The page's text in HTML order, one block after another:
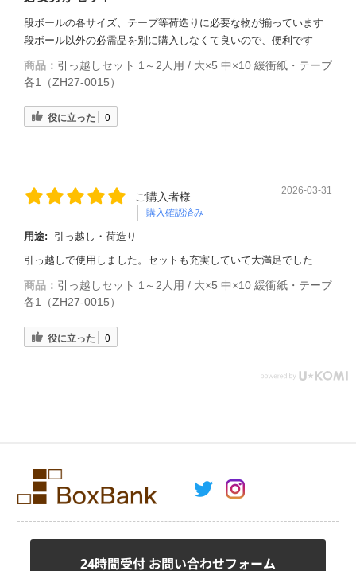
段ボールの各サイズ、テープ等荷造りに必要な物が揃っています
段ボール以外の必需品を別に購入しなくて良いので、便利です
商品： 引っ越しセット 1～2人用 / 大×5 中×10 緩衝紙・テープ
各1（ZH27-0015）
役に立った 0
ご購入者様
購入確認済み
2026-03-31
用途:
引っ越し・荷造り
引っ越しで使用しました。セットも充実していて大満足でした
商品： 引っ越しセット 1～2人用 / 大×5 中×10 緩衝紙・テープ
各1（ZH27-0015）
役に立った 0
24時間受付 お問い合わせフォーム